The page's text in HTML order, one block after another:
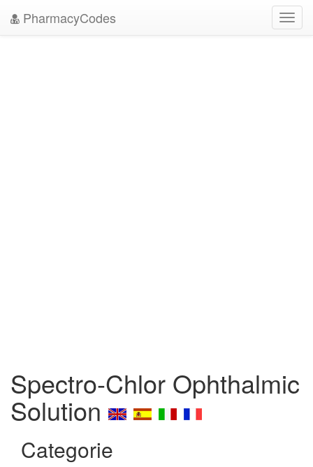
PharmacyCodes
Spectro-Chlor Ophthalmic
Solution
Categorie